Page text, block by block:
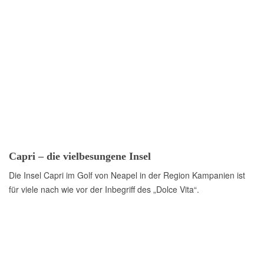
Capri – die vielbesungene Insel
Die Insel Capri im Golf von Neapel in der Region Kampanien ist
für viele nach wie vor der Inbegriff des „Dolce Vita“.